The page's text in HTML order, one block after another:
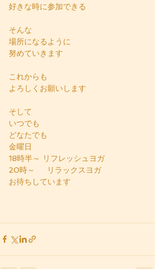
好きな時に参加できる
そんな
場所になるように
努めていきます
これからも
よろしくお願いします
そして
いつでも
どなたでも
金曜日
18時半～ リフレッシュヨガ
20時～     リラックスヨガ
お待ちしています